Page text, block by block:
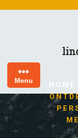
Menu HOME